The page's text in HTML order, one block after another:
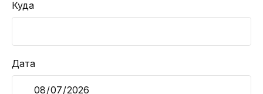
Куда
Дата